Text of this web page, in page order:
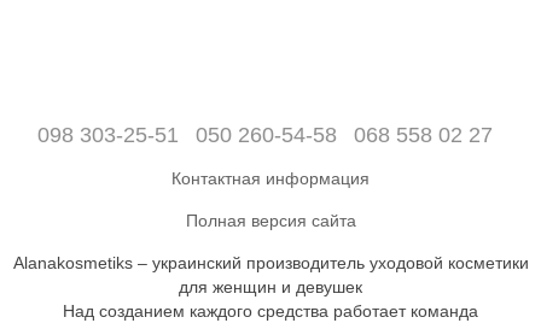
098 303-25-51 050 260-54-58 068 558 02 27
Контактная информация
Полная версия сайта
Alanakosmetiks – украинский производитель уходовой косметики
для женщин и девушек
Над созданием каждого средства работает команда